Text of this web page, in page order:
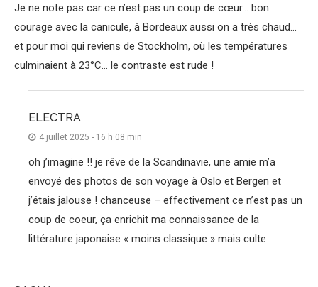
Je ne note pas car ce n’est pas un coup de cœur… bon
courage avec la canicule, à Bordeaux aussi on a très chaud…
et pour moi qui reviens de Stockholm, où les températures
culminaient à 23°C… le contraste est rude !
ELECTRA
4 juillet 2025 - 16 h 08 min
oh j’imagine !! je rêve de la Scandinavie, une amie m’a
envoyé des photos de son voyage à Oslo et Bergen et
j’étais jalouse ! chanceuse – effectivement ce n’est pas un
coup de coeur, ça enrichit ma connaissance de la
littérature japonaise « moins classique » mais culte